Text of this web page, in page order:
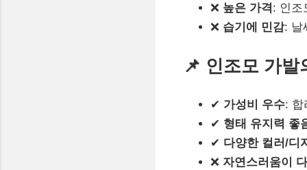
❌ 높은 가격: 인조
❌ 습기에 민감: 날
📌 인조모 가발
✔ 가성비 우수: 합
✔ 형태 유지력 좋
✔ 다양한 컬러/디
❌ 자연스러움이